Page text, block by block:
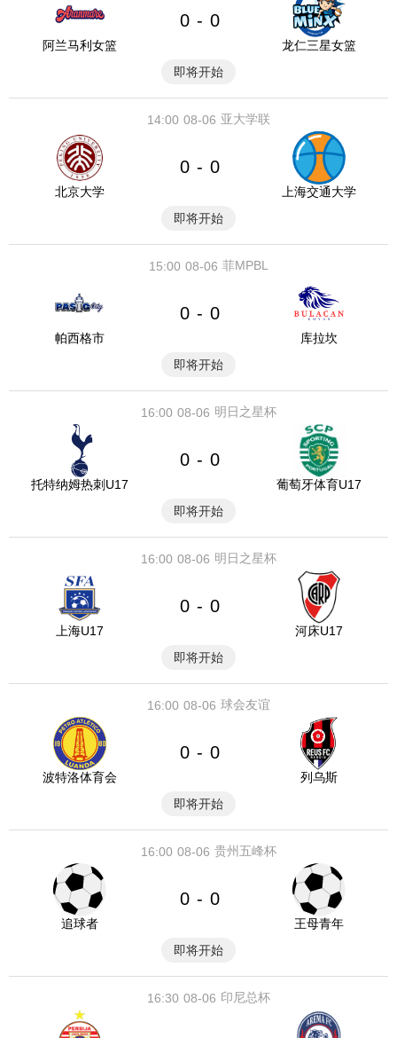
阿兰马利女篮
0 - 0
龙仁三星女篮
即将开始
08-06
14:00 亚大学联
北京大学
0 - 0
上海交通大学
即将开始
08-06
15:00 菲MPBL
帕西格市
0 - 0
库拉坎
即将开始
08-06
16:00 明日之星杯
托特纳姆热刺U17
0 - 0
葡萄牙体育U17
即将开始
08-06
16:00 明日之星杯
上海U17
0 - 0
河床U17
即将开始
08-06
16:00 球会友谊
波特洛体育会
0 - 0
列乌斯
即将开始
08-06
16:00 贵州五峰杯
追球者
0 - 0
王母青年
即将开始
08-06
16:30 印尼总杯